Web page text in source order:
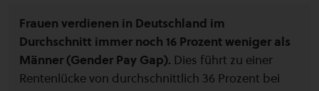
Frauen verdienen in Deutschland im
Durchschnitt immer noch 16 Prozent weniger als
Männer (Gender Pay Gap). Dies führt zu einer
Rentenlücke von durchschnittlich 36 Prozent bei